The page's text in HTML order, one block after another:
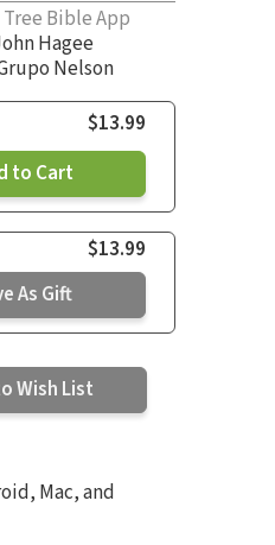
Bible App
Hagee
Nelson
$13.99
to Cart
$13.99
As Gift
Wish List
Mac, and